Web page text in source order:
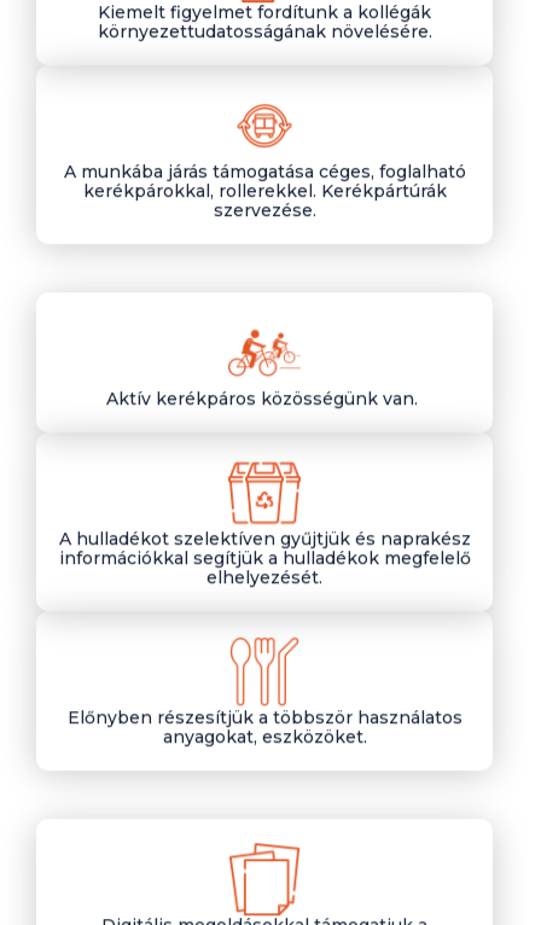
Kiemelt figyelmet fordítunk a kollégák
környezettudatosságának növelésére.
A munkába járás támogatása céges, foglalható
kerékpárokkal, rollerekkel. Kerékpártúrák
szervezése.
Aktív kerékpáros közösségünk van.
A hulladékot szelektíven gyűjtjük és naprakész
információkkal segítjük a hulladékok megfelelő
elhelyezését.
Előnyben részesítjük a többször használatos
anyagokat, eszközöket.